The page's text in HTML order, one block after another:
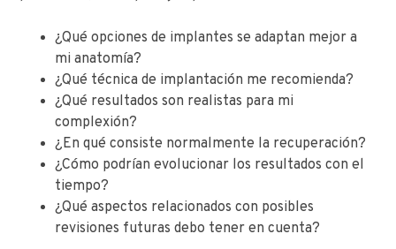
¿Qué opciones de implantes se adaptan mejor a
mi anatomía?
¿Qué técnica de implantación me recomienda?
¿Qué resultados son realistas para mi
complexión?
¿En qué consiste normalmente la recuperación?
¿Cómo podrían evolucionar los resultados con el
tiempo?
¿Qué aspectos relacionados con posibles
revisiones futuras debo tener en cuenta?